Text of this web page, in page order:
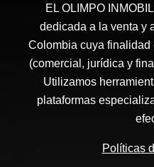
EL OLIMPO
dedicada a la venta y
Colombia cuya finalidad
(comercial, jurídica y
Utilizamos
plataformas
Políticas